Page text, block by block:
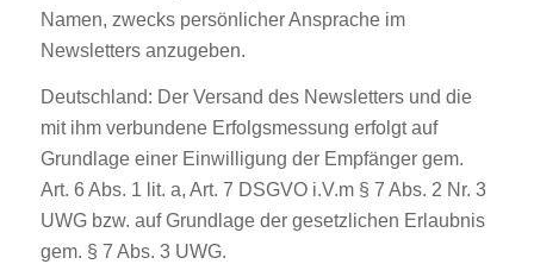
Namen, zwecks persönlicher Ansprache im
Newsletters anzugeben.
Deutschland: Der Versand des Newsletters und die
mit ihm verbundene Erfolgsmessung erfolgt auf
Grundlage einer Einwilligung der Empfänger gem.
Art. 6 Abs. 1 lit. a, Art. 7 DSGVO i.V.m § 7 Abs. 2 Nr. 3
UWG bzw. auf Grundlage der gesetzlichen Erlaubnis
gem. § 7 Abs. 3 UWG.